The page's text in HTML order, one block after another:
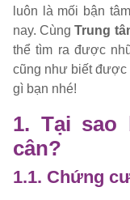
luôn là mối bận
nay. CùngTrung
thể tìm ra được
cũng như biết được
gì bạn nhé!
1. Tại sao
cân?
1.1. Chứng